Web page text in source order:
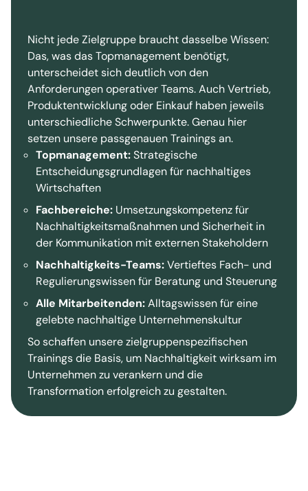
Nicht jede Zielgruppe braucht dasselbe Wissen:
Das, was das Topmanagement benötigt,
unterscheidet sich deutlich von den
Anforderungen operativer Teams. Auch Vertrieb,
Produktentwicklung oder Einkauf haben jeweils
unterschiedliche Schwerpunkte. Genau hier
setzen unsere passgenauen Trainings an.
Topmanagement:Strategische
Entscheidungsgrundlagen für nachhaltiges
Wirtschaften
Fachbereiche: Umsetzungskompetenz für
Nachhaltigkeitsmaßnahmen und Sicherheit in
der Kommunikation mit externen Stakeholdern
Nachhaltigkeits-Teams:Vertieftes Fach- und
Regulierungswissen für Beratung und Steuerung
Alle Mitarbeitenden:Alltagswissen für eine
gelebte nachhaltige Unternehmenskultur
So schaffen unsere zielgruppenspezifischen
Trainings die Basis, um Nachhaltigkeit wirksam im
Unternehmen zu verankern und die
Transformation erfolgreich zu gestalten.